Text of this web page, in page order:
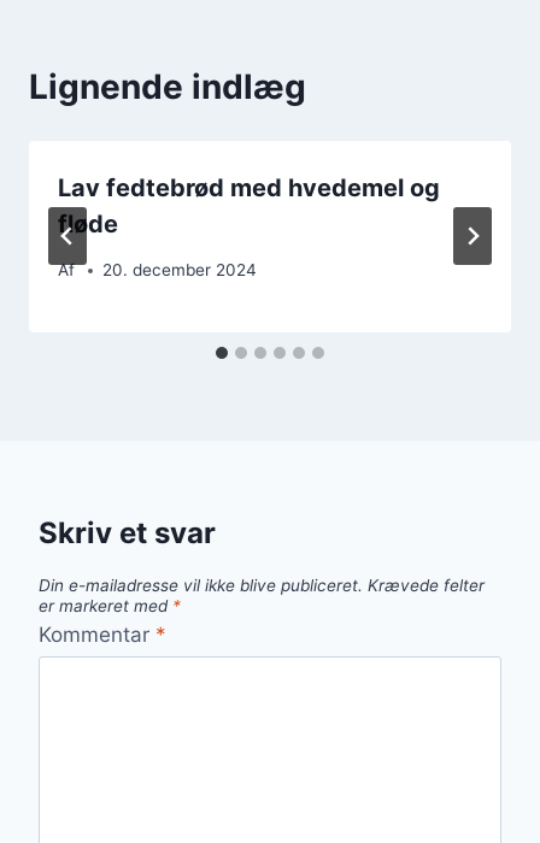
Lignende indlæg
Lav fedtebrød med hvedemel og
fløde
Af 20. december 2024
Skriv et svar
Din e-mailadresse vil ikke blive publiceret. Krævede felter
er markeret med *
Kommentar *